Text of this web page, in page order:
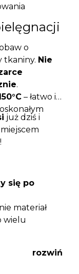
o
tkaniny. Nie
.
– łatwo i
już dziś i
się po
materiał
wielu
rozwiń